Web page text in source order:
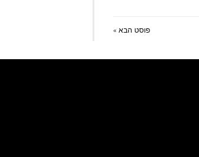
פוסט הבא »